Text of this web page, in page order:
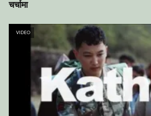
चर्चामा
VIDEO